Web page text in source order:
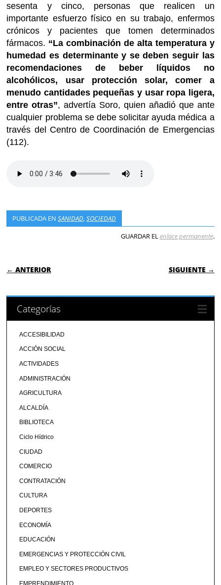
sesenta y cinco, personas que realicen un
importante esfuerzo físico en su trabajo, enfermos
crónicos y pacientes que tomen determinados
fármacos. “La combinación de alta temperatura y
humedad es determinante y se deben seguir las
recomendaciones de beber líquidos no
alcohólicos, usar protección solar, comer a
menudo cantidades pequeñas y usar ropa ligera,
entre otras”, advertía Soro, quien añadió que ante
cualquier problema se debe solicitar ayuda médica a
través del Centro de Coordinación de Emergencias
(112).
PUBLICADA ENSANIDAD,SOCIEDAD
GUARDAR ELenlace permanente.
NAVEGACIÓN DE ENTRADAS
← ANTERIOR SIGUIENTE →
Categorías
ACCESIBILIDAD
ACCIÓN SOCIAL
ACTIVIDADES
ADMINISTRACIÓN
AGRICULTURA
ALCALDÍA
BIBLIOTECA
Ciclo Hídrico
CIUDAD
COMERCIO
CONTRATACIÓN
CULTURA
DEPORTES
ECONOMÍA
EDUCACIÓN
EMERGENCIAS Y PROTECCIÓN CIVIL
EMPLEO Y SECTORES PRODUCTIVOS
EMPRENDIMIENTO